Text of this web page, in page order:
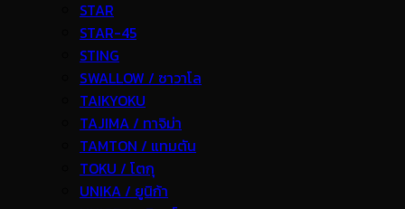
STAR
STAR-45
STING
SWALLOW / ซาวาโล
TAIKYOKU
TAJIMA / ทาจิม่า
TAMTON / แทมตัน
TOKU / โตกุ
UNIKA / ยูนิก้า